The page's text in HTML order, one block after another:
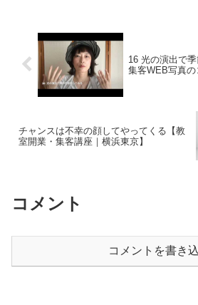
え...
16 光の演出で
集客WEB写真の
チャンスは不幸の顔してやってくる【教
室開業・集客講座｜横浜東京】
コメント
コメントを書き